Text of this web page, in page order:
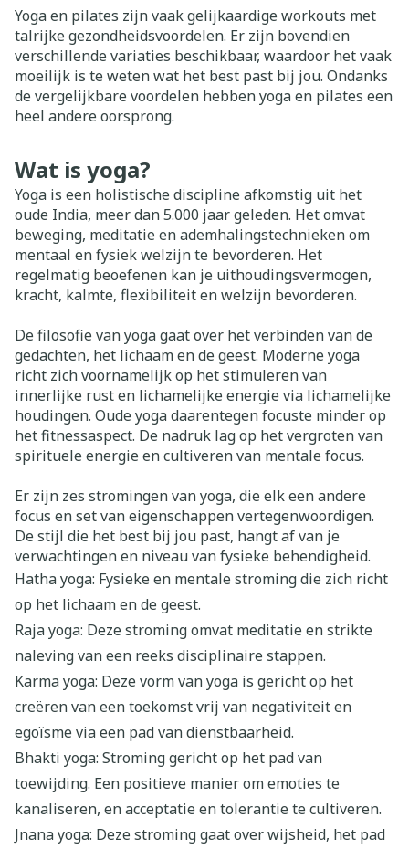
Yoga en pilates zijn vaak gelijkaardige workouts met
talrijke gezondheidsvoordelen. Er zijn bovendien
verschillende variaties beschikbaar, waardoor het vaak
moeilijk is te weten wat het best past bij jou. Ondanks
de vergelijkbare voordelen hebben yoga en pilates een
heel andere oorsprong.
Wat is yoga?
Yoga is een holistische discipline afkomstig uit het
oude India, meer dan 5.000 jaar geleden. Het omvat
beweging, meditatie en ademhalingstechnieken om
mentaal en fysiek welzijn te bevorderen. Het
regelmatig beoefenen kan je uithoudingsvermogen,
kracht, kalmte, flexibiliteit en welzijn bevorderen.
De filosofie van yoga gaat over het verbinden van de
gedachten, het lichaam en de geest. Moderne yoga
richt zich voornamelijk op het stimuleren van
innerlijke rust en lichamelijke energie via lichamelijke
houdingen. Oude yoga daarentegen focuste minder op
het fitnessaspect. De nadruk lag op het vergroten van
spirituele energie en cultiveren van mentale focus.
Er zijn zes stromingen van yoga, die elk een andere
focus en set van eigenschappen vertegenwoordigen.
De stijl die het best bij jou past, hangt af van je
verwachtingen en niveau van fysieke behendigheid.
Hatha yoga: Fysieke en mentale stroming die zich richt
op het lichaam en de geest.
Raja yoga: Deze stroming omvat meditatie en strikte
naleving van een reeks disciplinaire stappen.
Karma yoga: Deze vorm van yoga is gericht op het
creëren van een toekomst vrij van negativiteit en
egoïsme via een pad van dienstbaarheid.
Bhakti yoga: Stroming gericht op het pad van
toewijding. Een positieve manier om emoties te
kanaliseren, en acceptatie en tolerantie te cultiveren.
Jnana yoga: Deze stroming gaat over wijsheid, het pad